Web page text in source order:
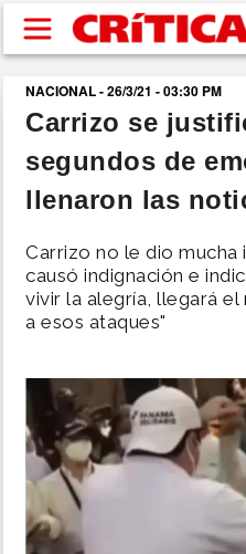
Pasar al contenido principal
buscar
SUCESOS
POLÍTICA
DEPORTES
MUNDO
INSÓLITAS
NACIONAL - 26/3/21 - 03:30 PM
Carrizo se
segundos de
llenaron las
Carrizo no le dio mucha
causó indignación e
vivir la alegría, llegará
a esos ataques"